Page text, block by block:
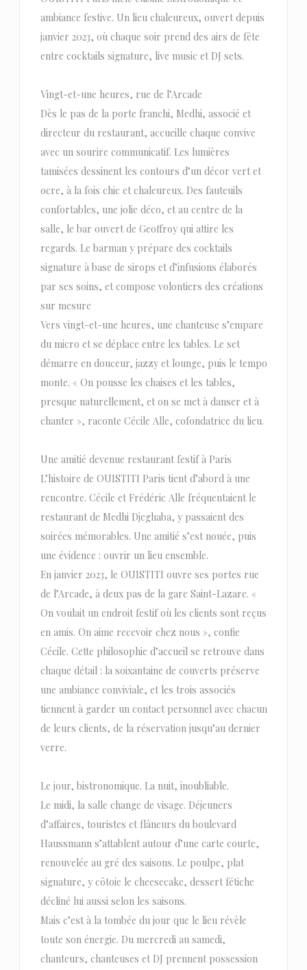
ambiance festive. Un lieu chaleureux, ouvert depuis
janvier 2023, où chaque soir prend des airs de fête
entre cocktails signature, live music et DJ sets.
Vingt-et-une heures, rue de l’Arcade
Dès le pas de la porte franchi, Medhi, associé et
directeur du restaurant, accueille chaque convive
avec un sourire communicatif. Les lumières
tamisées dessinent les contours d’un décor vert et
ocre, à la fois chic et chaleureux. Des fauteuils
confortables, une jolie déco, et au centre de la
salle, le bar ouvert de Geoffroy qui attire les
regards. Le barman y prépare des cocktails
signature à base de sirops et d’infusions élaborés
par ses soins, et compose volontiers des créations
sur mesure
Vers vingt-et-une heures, une chanteuse s’empare
du micro et se déplace entre les tables. Le set
démarre en douceur, jazzy et lounge, puis le tempo
monte. « On pousse les chaises et les tables,
presque naturellement, et on se met à danser et à
chanter », raconte Cécile Alle, cofondatrice du lieu.
Une amitié devenue restaurant festif à Paris
L’histoire de OUISTITI Paris tient d’abord à une
rencontre. Cécile et Frédéric Alle fréquentaient le
restaurant de Medhi Djeghaba, y passaient des
soirées mémorables. Une amitié s’est nouée, puis
une évidence : ouvrir un lieu ensemble.
En janvier 2023, le OUISTITI ouvre ses portes rue
de l’Arcade, à deux pas de la gare Saint-Lazare. «
On voulait un endroit festif où les clients sont reçus
en amis. On aime recevoir chez nous », confie
Cécile. Cette philosophie d’accueil se retrouve dans
chaque détail : la soixantaine de couverts préserve
une ambiance conviviale, et les trois associés
tiennent à garder un contact personnel avec chacun
de leurs clients, de la réservation jusqu’au dernier
verre.
Le jour, bistronomique. La nuit, inoubliable.
Le midi, la salle change de visage. Déjeuners
d’affaires, touristes et flâneurs du boulevard
Haussmann s’attablent autour d’une carte courte,
renouvelée au gré des saisons. Le poulpe, plat
signature, y côtoie le cheesecake, dessert fétiche
décliné lui aussi selon les saisons.
Mais c’est à la tombée du jour que le lieu révèle
toute son énergie. Du mercredi au samedi,
chanteurs, chanteuses et DJ prennent possession